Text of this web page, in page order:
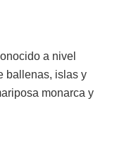
a nivel
ballenas, islas y
monarca y